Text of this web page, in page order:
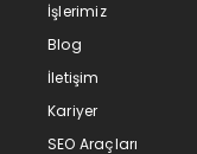
İşlerimiz
Blog
İletişim
Kariyer
SEO Araçları